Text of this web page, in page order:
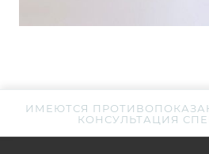
ИМЕЮТСЯ
КОНСУЛЬТАЦИЯ